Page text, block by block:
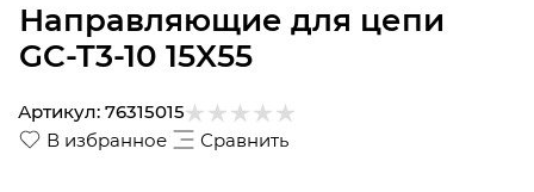
Направляющие для цепи
GC-T3-10 15X55
В избранное Сравнить
Артикул: 76315015